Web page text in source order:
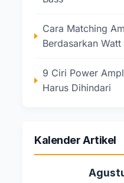
Cara Matching
Berdasarkan
9 Ciri Power
Harus Dihindari
Kalender Artikel